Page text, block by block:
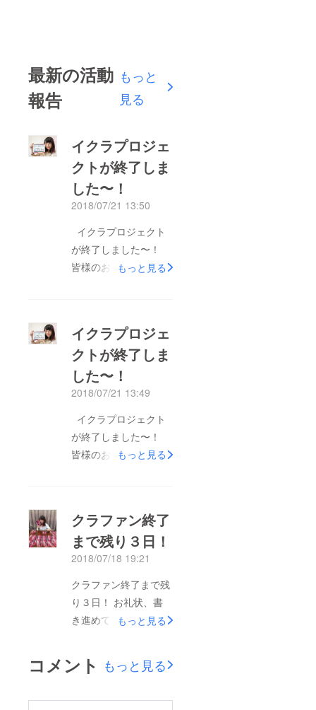
最新の活動
報告
もっと
見る
イクラプロジェ
クトが終了しま
した〜！
2018/07/21 13:50
イクラプロジェクト
が終了しました〜！
皆様のおかげで、成功
さぁここからがスター
トです！皆様に想いを
届け、期待に応えられ
るよう、これからも全
す！どうぞよろしくお
願いします(^o^) そし
て、いよいよ明日はワ
お会いできることを楽
しみにしてます！
2018.7.21 伊倉愛美
もっと見る
イクラプロジェ
クトが終了しま
した〜！
2018/07/21 13:49
イクラプロジェクト
が終了しました〜！
皆様のおかげで、成功
さぁここからがスター
トです！皆様に想いを
届け、期待に応えられ
るよう、これからも全
力で駆け抜けていきま
す！どうぞよろしくお
願いします(^o^) そし
ンマンライブ！！ お
お会いできることを楽
もっと見る
クラファン終了
まで残り３日！
2018/07/18 19:21
クラファン終了まで残
り３日！ お礼状、書
き進めてますよ〜♪♪
てくださいね♪ １０万
コース、２万５千円
もっと見る
コメント もっと見る